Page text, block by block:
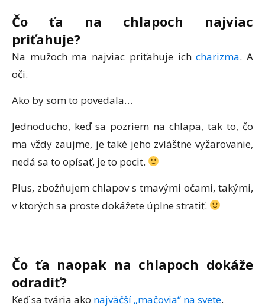
Čo ťa na chlapoch najviac
priťahuje?
Na mužoch ma najviac priťahuje ichcharizma. A
oči.
Ako by som to povedala…
Jednoducho, keď sa pozriem na chlapa, tak to, čo
ma vždy zaujme, je také jeho zvláštne vyžarovanie,
nedá sa to opísať, je to pocit.
Plus, zbožňujem chlapov s tmavými očami, takými,
v ktorých sa proste dokážete úplne stratiť.
Čo ťa naopak na chlapoch dokáže
odradiť?
Keď sa tvária ako najväčší „mačovia“ na svete.